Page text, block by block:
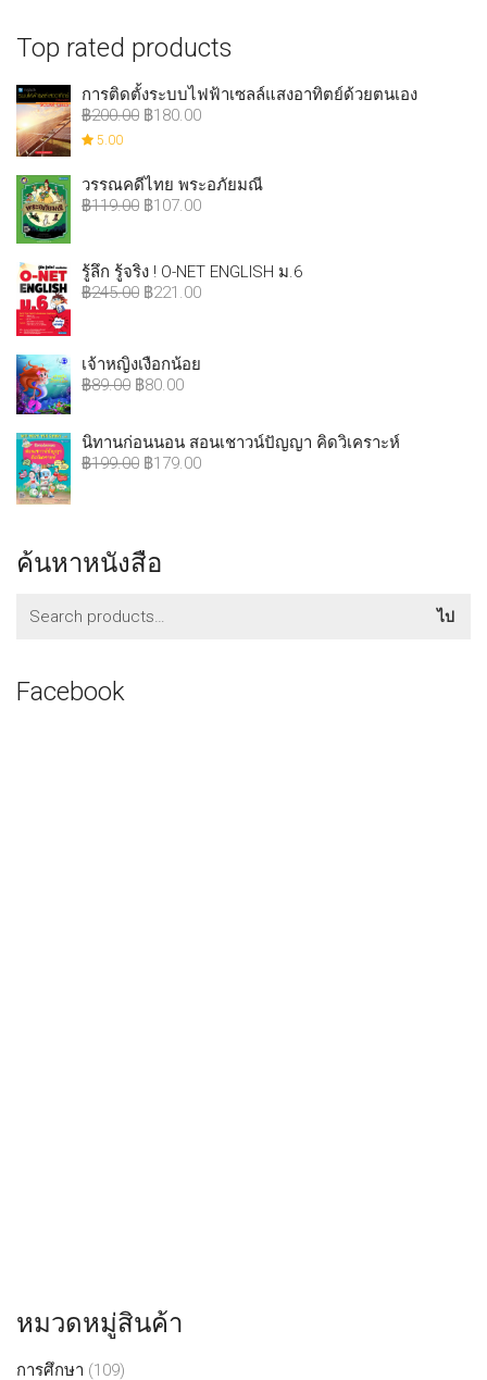
Top rated products
การติดตั้งระบบไฟฟ้าเซลล์แสงอาทิตย์ด้วยตนเอง
฿200.00 ฿180.00
5.00
วรรณคดีไทย พระอภัยมณี
฿119.00 ฿107.00
รู้ลึก รู้จริง ! O-NET ENGLISH ม.6
฿245.00 ฿221.00
เจ้าหญิงเงือกน้อย
฿89.00 ฿80.00
นิทานก่อนนอน สอนเชาวน์ปัญญา คิดวิเคราะห์
฿199.00 ฿179.00
ค้นหาหนังสือ
ไป
Facebook
หมวดหมู่สินค้า
การศึกษา (109)